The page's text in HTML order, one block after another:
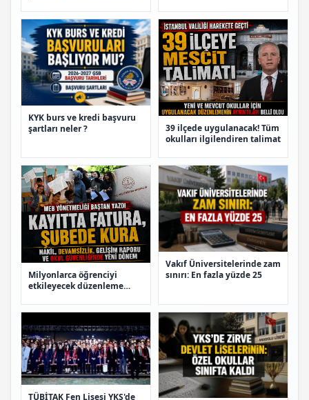
KYK burs ve kredi başvuru
şartları neler ?
39 ilçede uygulanacak! Tüm
okulları ilgilendiren talimat
Milyonlarca öğrenciyi
etkileyecek düzenleme
Vakıf Üniversitelerinde zam
sınırı: En fazla yüzde 25
TÜBİTAK Fen Lisesi YKS'de